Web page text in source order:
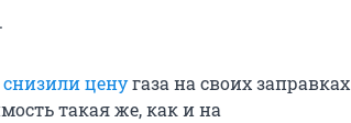
снизили ценугаза на своих заправках
такая же, как и на